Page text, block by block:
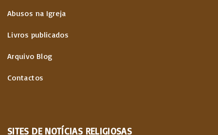
Abusos na Igreja
Livros publicados
Arquivo Blog
Contactos
SITES DE NOTÍCIAS RELIGIOSAS